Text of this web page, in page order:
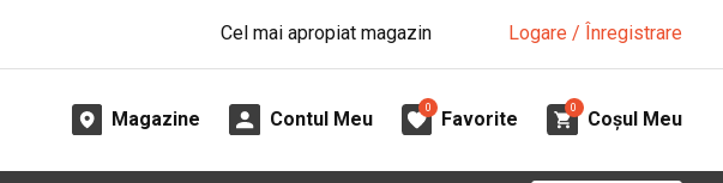
Cel mai apropiat magazin Logare / Înregistrare
Magazine Contul Meu
0
Favorite
0
Coșul Meu